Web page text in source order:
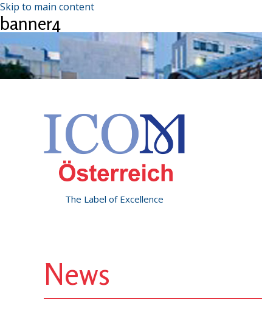
Skip to main content
banner4
The Label of Excellence
News